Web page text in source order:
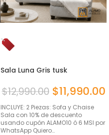
Sala Luna Gris tusk
$12,990.00 $11,990.00
INCLUYE: 2 Piezas: Sofa y Chaise
Sala con 10% de descuento
usando cupón ALAMO10 ó 6 MSI por
WhatsApp Quiero…